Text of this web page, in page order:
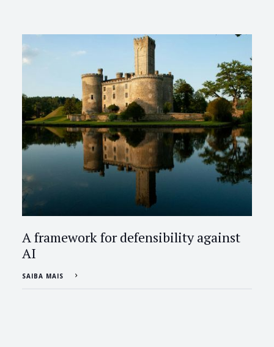
A framework for defensibility against
AI
SAIBA MAIS